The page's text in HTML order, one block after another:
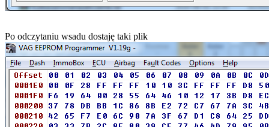
Po odczytaniu wsadu dostaję taki plik